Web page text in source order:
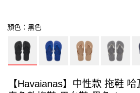
顏色：黑色
【Havaianas】中性款 拖鞋